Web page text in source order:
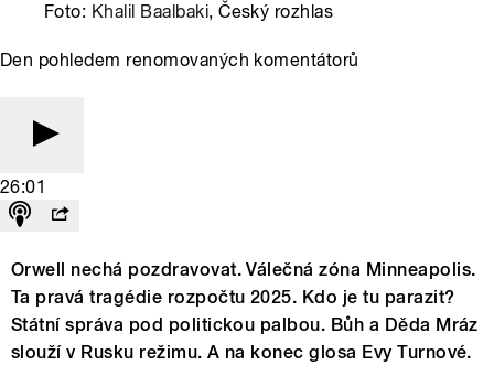
Foto: Khalil Baalbaki, Český rozhlas
Den pohledem renomovaných komentátorů
26:01
Orwell nechá pozdravovat. Válečná zóna Minneapolis.
Ta pravá tragédie rozpočtu 2025. Kdo je tu parazit?
Státní správa pod politickou palbou. Bůh a Děda Mráz
slouží v Rusku režimu. A na konec glosa Evy Turnové.